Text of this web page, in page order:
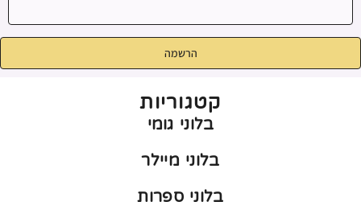
הרשמה
קטגוריות
בלוני גומי
בלוני מיילר
בלוני ספרות